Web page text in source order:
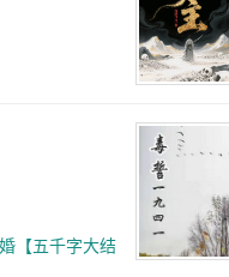
【五千字大结